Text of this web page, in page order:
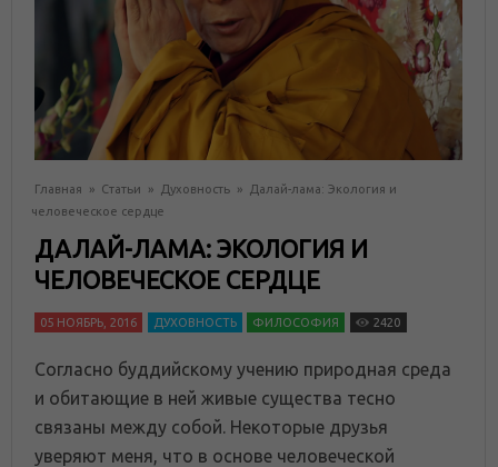
Главная » Статьи » Духовность »
Далай-лама: Экология и
человеческое сердце
ДАЛАЙ-ЛАМА: ЭКОЛОГИЯ И
ЧЕЛОВЕЧЕСКОЕ СЕРДЦЕ
05 НОЯБРЬ, 2016 ДУХОВНОСТЬ ФИЛОСОФИЯ 2420
Согласно буддийскому учению природная среда
и обитающие в ней живые существа тесно
связаны между собой. Некоторые друзья
уверяют меня, что в основе человеческой